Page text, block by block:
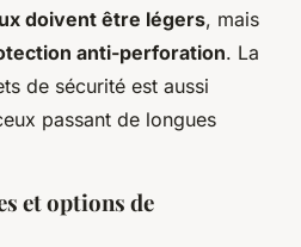
doivent être légers, mais
anti-perforation. La
de sécurité est aussi
passant de longues
et options de